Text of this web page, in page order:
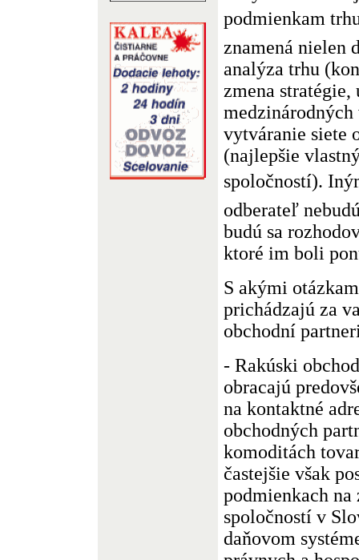
podmienkam
znamená nielen
analýza trhu
zmena stratégie,
vytváranie siete
(najlepšie
spoločností).
odberateľ
budú sa
ktoré im boli
S akými
prichádzajú za
obchodní
- Rakúski
obracajú
na kontaktné
obchodných
komoditách
častejšie však
podmienkach na
spoločností v
daňovom